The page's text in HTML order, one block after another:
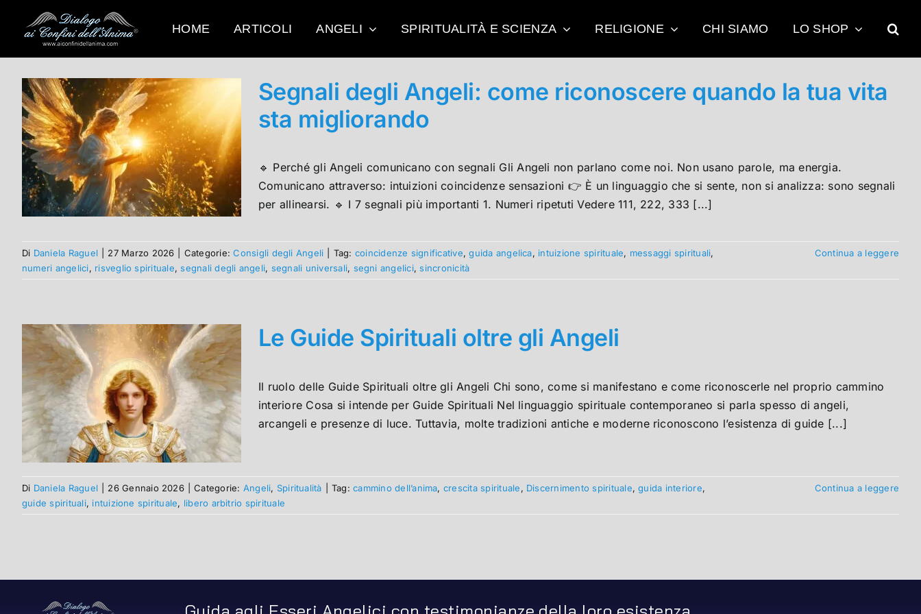
contenuto
HOME ARTICOLI ANGELI SPIRITUALITÀ E SCIENZA RELIGIONE CHI SIAMO LO SHOP
Segnali degli Angeli: come riconoscere quando la tua vita
sta migliorando
🔹 Perché gli Angeli comunicano con segnali Gli Angeli non parlano come noi. Non usano parole, ma energia.
Comunicano attraverso: intuizioni coincidenze sensazioni 👉 È un linguaggio che si sente, non si analizza: sono segnali
per allinearsi. 🔹 I 7 segnali più importanti 1. Numeri ripetuti Vedere 111, 222, 333 [...]
Di Daniela Raguel 27 Marzo 2026 Categorie:Consigli degli Angeli Tag: coincidenze significative,guida angelica, intuizione spirituale, messaggi spirituali,
numeri angelici, risveglio spirituale,segnali degli angeli, segnali universali, segni angelici,sincronicità
Continua a leggere
Le Guide Spirituali oltre gli Angeli
Il ruolo delle Guide Spirituali oltre gli Angeli Chi sono, come si manifestano e come riconoscerle nel proprio cammino
interiore Cosa si intende per Guide Spirituali Nel linguaggio spirituale contemporaneo si parla spesso di angeli,
arcangeli e presenze di luce. Tuttavia, molte tradizioni antiche e moderne riconoscono l’esistenza di guide [...]
Di Daniela Raguel 26 Gennaio 2026 Categorie: Angeli, Spiritualità Tag:cammino dell’anima, crescita spirituale, Discernimento spirituale,guida interiore,
guide spirituali, intuizione spirituale, libero arbitrio spirituale
Continua a leggere